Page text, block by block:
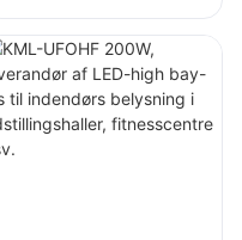
high bay-lys til
indendørs
belysning i
industrianlæg,
fitnesscentre osv.